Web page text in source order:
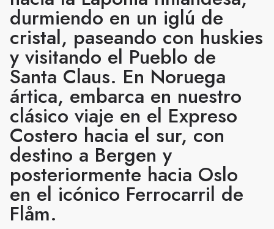
durmiendo en un iglú de
cristal, paseando con huskies
y visitando el Pueblo de
Santa Claus. En Noruega
ártica, embarca en nuestro
clásico viaje en el Expreso
Costero hacia el sur, con
destino a Bergen y
posteriormente hacia Oslo
en el icónico Ferrocarril de
Flåm.